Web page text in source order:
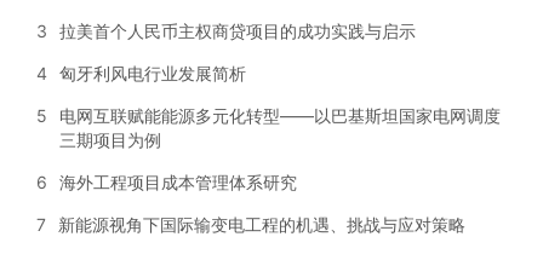
3 拉美首个人民币主权商贷项目的成功实践与启示
4 匈牙利风电行业发展简析
5
电网互联赋能能源多元化转型——以巴基斯坦国家电网调度
三期项目为例
6 海外工程项目成本管理体系研究
7 新能源视角下国际输变电工程的机遇、挑战与应对策略